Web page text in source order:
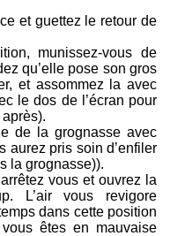
et guettez le retour de
munissez-vous de
qu’elle pose son gros
et assommez la avec
le dos de l’écran pour
de la grognasse avec
aurez pris soin d’enfiler
la grognasse)).
vous et ouvrez la
L’air vous revigore
dans cette position
êtes en mauvaise